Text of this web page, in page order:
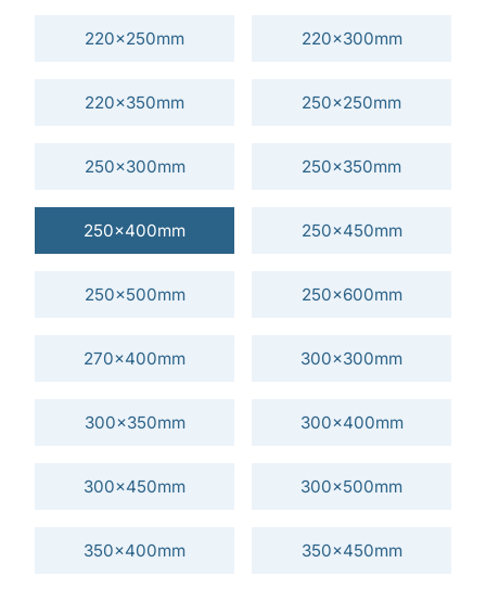
220x250mm 220x300mm
220x350mm 250x250mm
250x300mm 250x350mm
250x400mm 250x450mm
250x500mm 250x600mm
270x400mm 300x300mm
300x350mm 300x400mm
300x450mm 300x500mm
350x400mm 350x450mm